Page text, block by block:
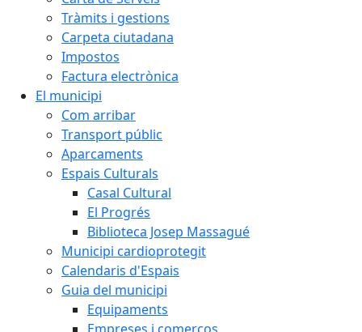
Tràmits i gestions
Carpeta ciutadana
Impostos
Factura electrònica
El municipi
Com arribar
Transport públic
Aparcaments
Espais Culturals
Casal Cultural
El Progrés
Biblioteca Josep Massagué
Municipi cardioprotegit
Calendaris d'Espais
Guia del municipi
Equipaments